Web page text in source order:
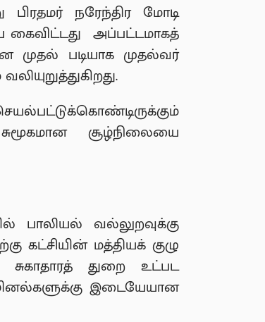
நரேந்திர மோடி
கைவிட்டது அப்பட்டமாகத்
முதல் படியாக முதல்வர்
சூழ்நிலையை
பாலியல் வல்லுறவுக்கு
கட்சியின் மத்தியக் குழு
துறை உட்பட
இடையேயான